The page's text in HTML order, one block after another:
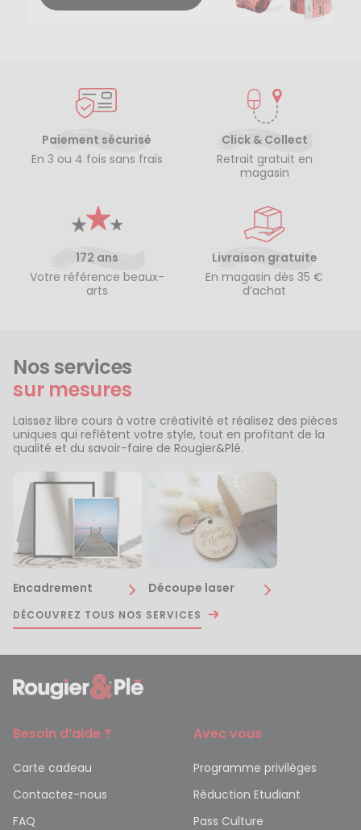
Paiement sécurisé
En 3 ou 4 fois sans frais
Click & Collect
Retrait gratuit en
magasin
172 ans
Votre référence beaux-
arts
Livraison gratuite
En magasin dès 35 €
d’achat
Nos services
sur mesures
Laissez libre cours à votre créativité et réalisez des pièces
uniques qui reflètent votre style, tout en profitant de la
qualité et du savoir-faire de Rougier&Plé.
Encadrement Découpe laser
DÉCOUVREZ TOUS NOS SERVICES
Besoin d’aide ?
Carte cadeau
Contactez-nous
FAQ
Avec vous
Programme privilèges
Réduction Etudiant
Pass Culture